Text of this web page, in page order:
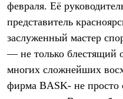
Теплое термобелье
Легкое термобелье
Лёгкая одежда
Футболки
Толстовки
Брюки
февраля. Её
представитель
заслуженный мастер
— не только блестящий
многих сложнейших
фирма BASK- не